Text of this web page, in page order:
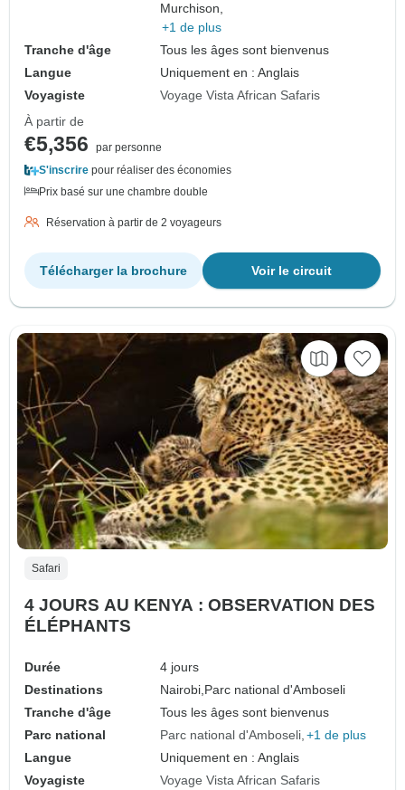
Murchison,
+1 de plus
Tranche d'âge
Tous les âges sont bienvenus
Langue
Uniquement en : Anglais
Voyagiste
Voyage Vista African Safaris
À partir de
€5,356
par personne
S'inscrire pour réaliser des économies
Prix basé sur une chambre double
Réservation à partir de 2 voyageurs
Voir le circuit
Télécharger la brochure
Safari
4 JOURS AU KENYA : OBSERVATION DES
ÉLÉPHANTS
Durée
4 jours
Destinations
Nairobi,Parc national d'Amboseli
Tranche d'âge
Tous les âges sont bienvenus
Parc national
Parc national d'Amboseli +1 de plus
Langue
Uniquement en : Anglais
Voyagiste
Voyage Vista African Safaris